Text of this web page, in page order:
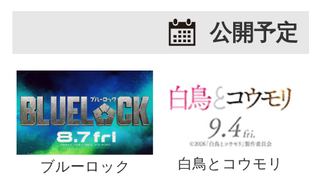
公開予定
ブルーロック 白鳥とコウモリ